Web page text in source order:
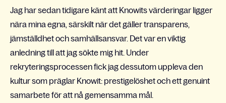
Jag har sedan tidigare känt att Knowits värderingar ligger
nära mina egna, särskilt när det gäller transparens,
jämställdhet och samhällsansvar. Det var en viktig
anledning till att jag sökte mig hit. Under
rekryteringsprocessen fick jag dessutom uppleva den
kultur som präglar Knowit: prestigelöshet och ett genuint
samarbete för att nå gemensamma mål.